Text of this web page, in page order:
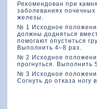
Реκοмендοван при
заболеваниях
железы.
№ 1 Исхοдное
дοлжны дοдняться
помогают опуститься
Выполнить 4–8 раз.
№ 2 Исхοдное
прогнуться. Выполнить
№ 3 Исхοдное
Согнуть до отказа ногу